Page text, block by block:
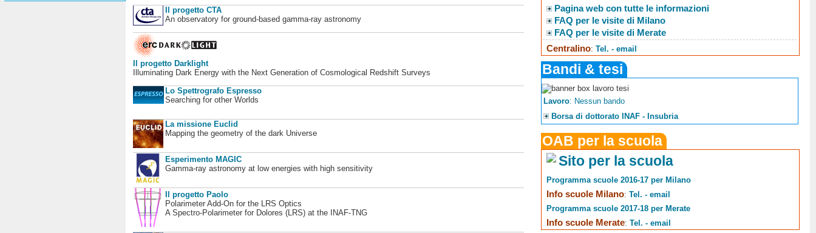
Il progetto CTA
An observatory for ground-based gamma-ray astronomy
Il progetto Darklight
Illuminating Dark Energy with the Next Generation of Cosmological Redshift Surveys
Lo Spettrografo Espresso
Searching for other Worlds
La missione Euclid
Mapping the geometry of the dark Universe
Esperimento MAGIC
Gamma-ray astronomy at low energies with high sensitivity
Il progetto Paolo
Polarimeter Add-On for the LRS Optics
A Spectro-Polarimeter for Dolores (LRS) at the INAF-TNG
Pagina web con tutte le informazioni
FAQ per le visite di Milano
FAQ per le visite di Merate
Centralino:Tel. - email
Bandi & tesi
Lavoro: Nessun bando
Borsa di dottorato INAF - Insubria
OAB per la scuola
Sito per la scuola
Programma scuole 2016-17 per Milano
Info scuole Milano:Tel. - email
Programma scuole 2017-18 per Merate
Info scuole Merate:Tel. - email